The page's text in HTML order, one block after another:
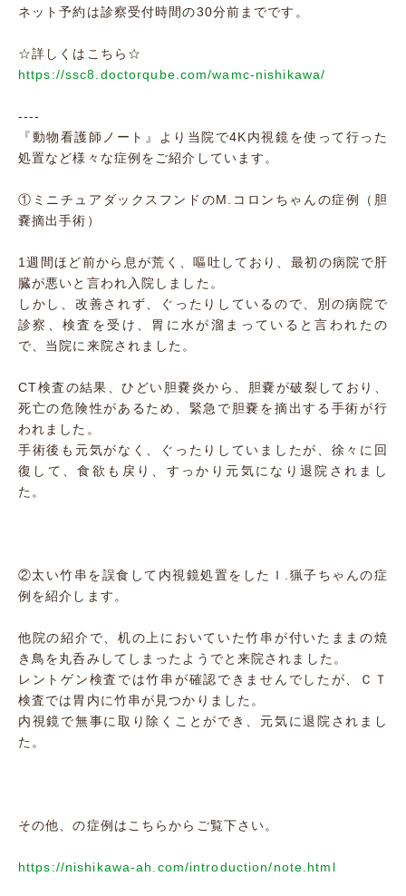
ネット予約は診察受付時間の30分前までです。
☆詳しくはこちら☆
https://ssc8.doctorqube.com/wamc-nishikawa/
----
『動物看護師ノート』より当院で4K内視鏡を使って行った
処置など様々な症例をご紹介しています。
①ミニチュアダックスフンドのM.コロンちゃんの症例（胆
嚢摘出手術）
1週間ほど前から息が荒く、嘔吐しており、最初の病院で肝
臓が悪いと言われ入院しました。
しかし、改善されず、ぐったりしているので、別の病院で
診察、検査を受け、胃に水が溜まっていると言われたの
で、当院に来院されました。
CT検査の結果、ひどい胆嚢炎から、胆嚢が破裂しており、
死亡の危険性があるため、緊急で胆嚢を摘出する手術が行
われました。
手術後も元気がなく、ぐったりしていましたが、徐々に回
復して、食欲も戻り、すっかり元気になり退院されまし
た。
②太い竹串を誤食して内視鏡処置をしたＩ.猟子ちゃんの症
例を紹介します。
他院の紹介で、机の上においていた竹串が付いたままの焼
き鳥を丸呑みしてしまったようでと来院されました。
レントゲン検査では竹串が確認できませんでしたが、ＣＴ
検査では胃内に竹串が見つかりました。
内視鏡で無事に取り除くことができ、元気に退院されまし
た。
その他、の症例はこちらからご覧下さい。
https://nishikawa-ah.com/introduction/note.html